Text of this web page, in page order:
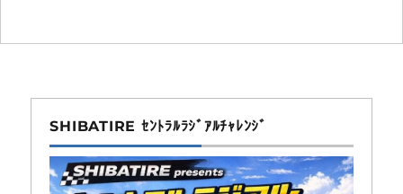
SHIBATIRE ｾﾝﾄﾗﾙﾗｼﾞｱﾙﾁｬﾚﾝｼﾞ